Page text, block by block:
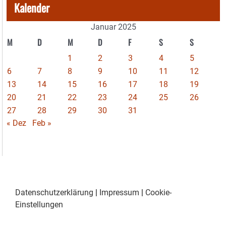
Kalender
Januar 2025
M D M D F S S
1 2 3 4
5
6
7 8 9 10 11
12
13
14 15 16 17 18
19
20
21 22 23 24 25
26
27
28 29 30
31
« Dez
Feb »
Datenschutzerklärung Impressum
Cookie-
Einstellungen